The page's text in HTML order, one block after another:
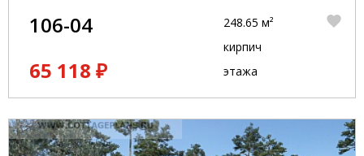
106-04
65 118 ₽
248.65 м²
кирпич
этажа